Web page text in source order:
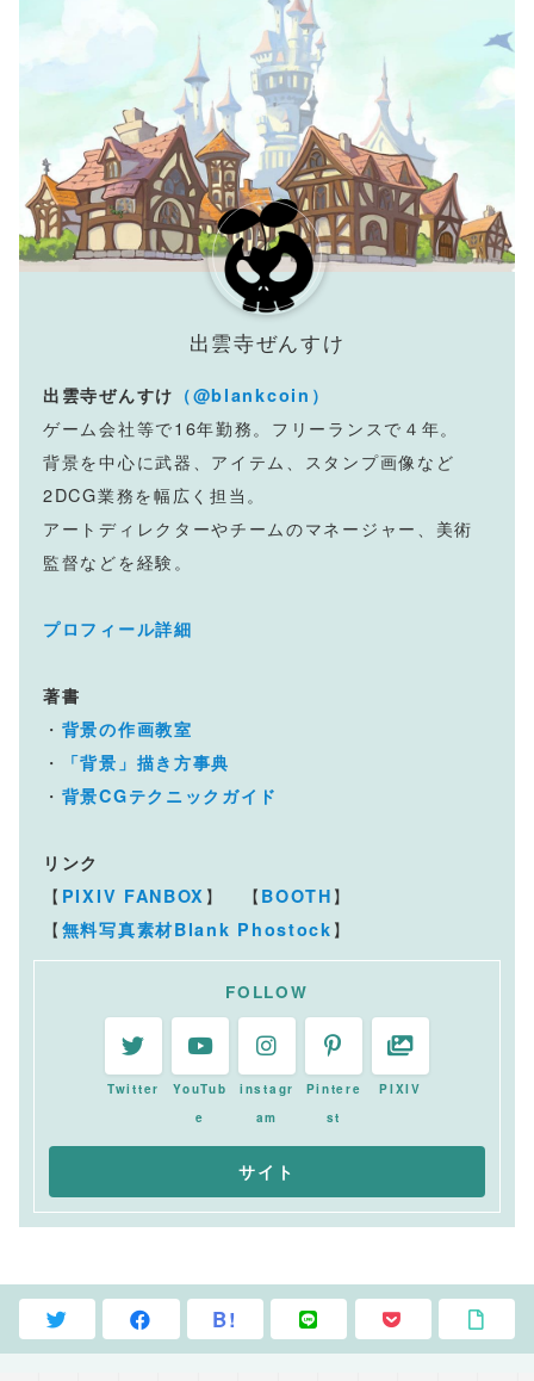
出雲寺ぜんすけ
出雲寺ぜんすけ （@blankcoin）
ゲーム会社等で16年勤務。フリーランスで４年。
背景を中心に武器、アイテム、スタンプ画像など
2DCG業務を幅広く担当。
アートディレクターやチームのマネージャー、美術
監督などを経験。
プロフィール詳細
著書
・ 背景の作画教室
・ 「背景」描き方事典
・ 背景CGテクニックガイド
リンク
【 PIXIV FANBOX 】 【 BOOTH 】
【 無料写真素材Blank Phostock 】
FOLLOW
Twitter
YouTub
e
instagr
am
Pintere
st
PIXIV
B!